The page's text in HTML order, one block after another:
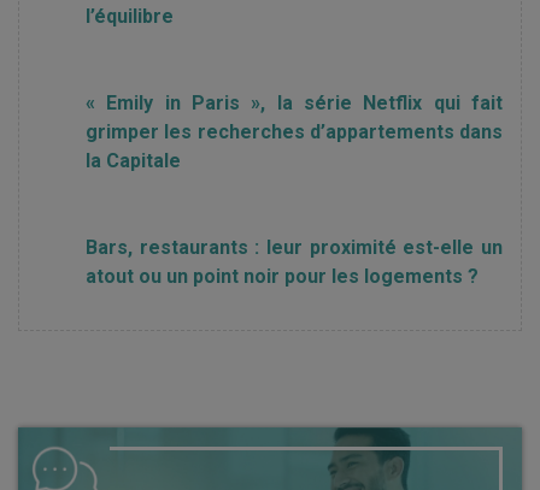
l’équilibre
« Emily in Paris », la série Netflix qui fait
grimper les recherches d’appartements dans
la Capitale
Bars, restaurants : leur proximité est-elle un
atout ou un point noir pour les logements ?